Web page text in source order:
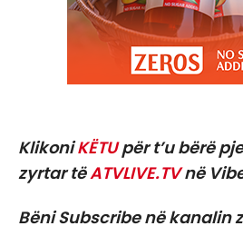
KlikoniKËTUpër t’u bërë
zyrtar tëATVLIVE.TVnë
Bëni Subscribe në kanalin